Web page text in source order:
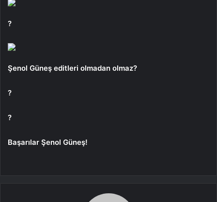
?
Şenol Güneş editleri olmadan olmaz?
?
?
Başarılar Şenol Güneş!